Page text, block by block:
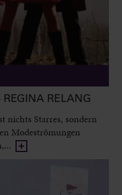
RELANG
nichts Starres, sondern
Modeströmungen